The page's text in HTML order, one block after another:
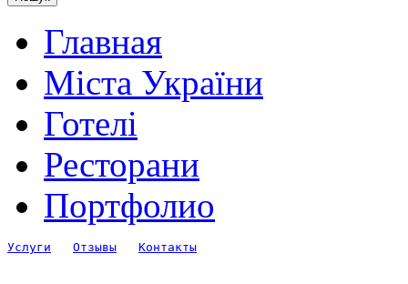
Главная
Міста України
Готелі
Ресторани
Портфолио
Услуги Отзывы Контакты